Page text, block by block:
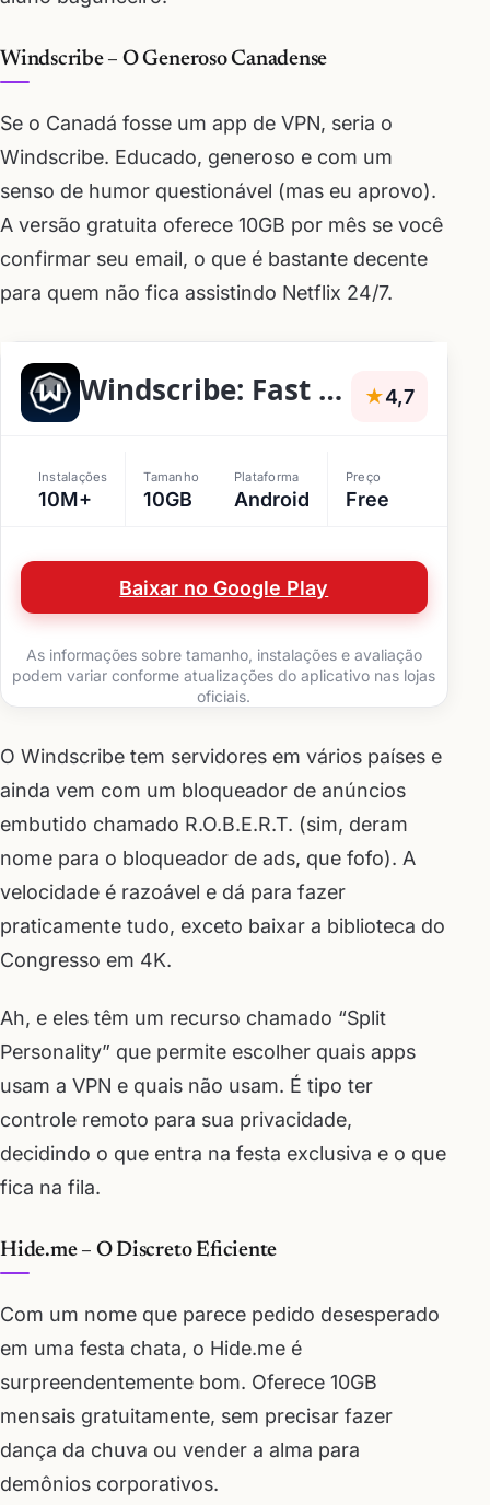
Windscribe – O Generoso Canadense
Se o Canadá fosse um app de VPN, seria o
Windscribe. Educado, generoso e com um
senso de humor questionável (mas eu aprovo).
A versão gratuita oferece 10GB por mês se você
confirmar seu email, o que é bastante decente
para quem não fica assistindo Netflix 24/7.
Windscribe: Fast & Secure VPN ★4,7
Instalações
10M+
Tamanho
10GB
Plataforma
Android
Preço
Free
Baixar no Google Play
As informações sobre tamanho, instalações e avaliação
podem variar conforme atualizações do aplicativo nas lojas
oficiais.
O Windscribe tem servidores em vários países e
ainda vem com um bloqueador de anúncios
embutido chamado R.O.B.E.R.T. (sim, deram
nome para o bloqueador de ads, que fofo). A
velocidade é razoável e dá para fazer
praticamente tudo, exceto baixar a biblioteca do
Congresso em 4K.
Ah, e eles têm um recurso chamado “Split
Personality” que permite escolher quais apps
usam a VPN e quais não usam. É tipo ter
controle remoto para sua privacidade,
decidindo o que entra na festa exclusiva e o que
fica na fila.
Hide.me – O Discreto Eficiente
Com um nome que parece pedido desesperado
em uma festa chata, o Hide.me é
surpreendentemente bom. Oferece 10GB
mensais gratuitamente, sem precisar fazer
dança da chuva ou vender a alma para
demônios corporativos.